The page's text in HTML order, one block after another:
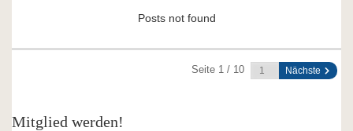
Posts not found
Seite 1 / 10 Nächste
Mitglied werden!